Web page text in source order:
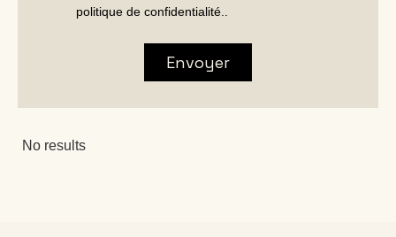
politique de confidentialité.
No results